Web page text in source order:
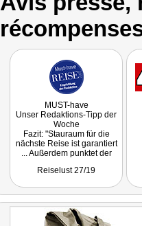
MUST-have
Unser Redaktions-Tipp der
Woche
Fazit: "Stauraum für die
nächste Reise ist garantiert
... Außerdem punktet der
hochwertigen und robusten
macht ihn zum idealen
Reisepartner für jeden."
Getestet wurde NC-8799.
Reiselust 27/19